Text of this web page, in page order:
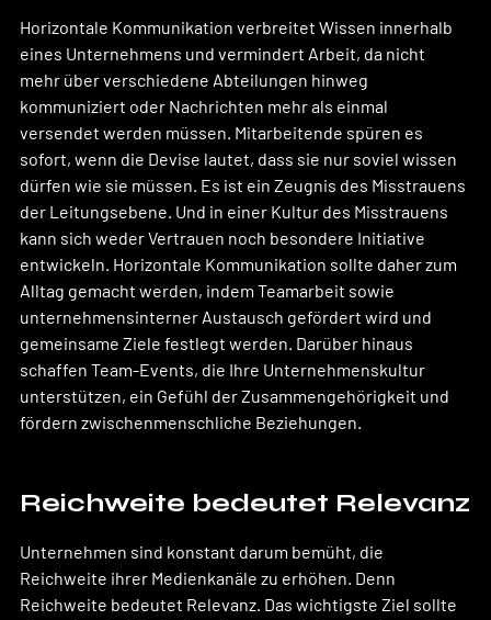
Horizontale Kommunikation verbreitet Wissen innerhalb
eines Unternehmens und vermindert Arbeit, da nicht
mehr über verschiedene Abteilungen hinweg
kommuniziert oder Nachrichten mehr als einmal
versendet werden müssen. Mitarbeitende spüren es
sofort, wenn die Devise lautet, dass sie nur soviel wissen
dürfen wie sie müssen. Es ist ein Zeugnis des Misstrauens
der Leitungsebene. Und in einer Kultur des Misstrauens
kann sich weder Vertrauen noch besondere Initiative
entwickeln. Horizontale Kommunikation sollte daher zum
Alltag gemacht werden, indem Teamarbeit sowie
unternehmensinterner Austausch gefördert wird und
gemeinsame Ziele festlegt werden. Darüber hinaus
schaffen Team-Events, die Ihre Unternehmenskultur
unterstützen, ein Gefühl der Zusammengehörigkeit und
fördern zwischenmenschliche Beziehungen.
Reichweite bedeutet Relevanz
Unternehmen sind konstant darum bemüht, die
Reichweite ihrer Medienkanäle zu erhöhen. Denn
Reichweite bedeutet Relevanz. Das wichtigste Ziel sollte